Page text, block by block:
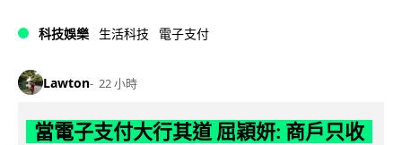
科技娛樂 生活科技 電子支付
Lawton 22 小時
當電子支付大行其道 屈穎妍: 商戶只收